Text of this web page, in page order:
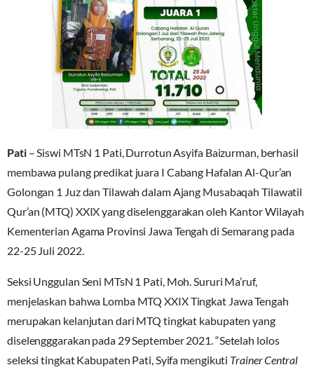
Pati – Siswi MTsN 1 Pati, Durrotun Asyifa Baizurman, berhasil
membawa pulang predikat juara I Cabang Hafalan Al-Qur’an
Golongan 1 Juz dan Tilawah dalam Ajang Musabaqah Tilawatil
Qur’an (MTQ) XXIX yang diselenggarakan oleh Kantor Wilayah
Kementerian Agama Provinsi Jawa Tengah di Semarang pada
22-25 Juli 2022.
Seksi Unggulan Seni MTsN 1 Pati, Moh. Sururi Ma’ruf,
menjelaskan bahwa Lomba MTQ XXIX Tingkat Jawa Tengah
merupakan kelanjutan dari MTQ tingkat kabupaten yang
diselengggarakan pada 29 September 2021. “Setelah lolos
seleksi tingkat Kabupaten Pati, Syifa mengikuti Trainer Central